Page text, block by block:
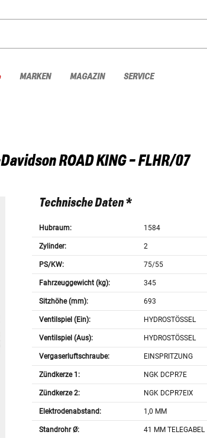
MARKEN MAGAZIN SERVICE
ROAD KING - FLHR/07
Technische Daten *
Hubraum: 1584
Zylinder: 2
PS/KW: 75/55
Fahrzeuggewicht (kg): 345
Sitzhöhe (mm): 693
Ventilspiel (Ein): HYDROSTÖSSEL
Ventilspiel (Aus): HYDROSTÖSSEL
Vergaserluftschraube: EINSPRITZUNG
Zündkerze 1: NGK DCPR7E
Zündkerze 2: NGK DCPR7EIX
Elektrodenabstand: 1,0 MM
Standrohr Ø: 41 MM TELEGABEL